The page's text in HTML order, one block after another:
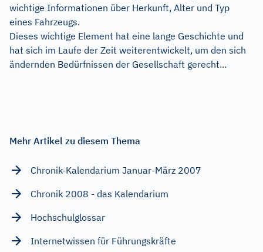
wichtige Informationen über Herkunft, Alter und Typ
eines Fahrzeugs.
Dieses wichtige Element hat eine lange Geschichte und
hat sich im Laufe der Zeit weiterentwickelt, um den sich
ändernden Bedürfnissen der Gesellschaft gerecht...
Mehr Artikel zu diesem Thema
Chronik-Kalendarium Januar-März 2007
Chronik 2008 - das Kalendarium
Hochschulglossar
Internetwissen für Führungskräfte